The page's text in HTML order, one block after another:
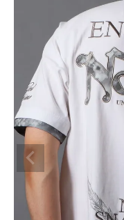
ブランドメニュー
新商品
カテゴリー
スタイリング
ニュース・特集